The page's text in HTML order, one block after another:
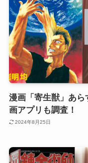
漫画「寄生獣」あ
画アプリも調査！
2024年8月25日